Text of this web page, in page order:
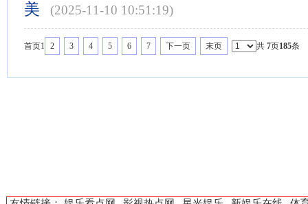
美
(2025-11-10 10:51:19)
首页1 2 3 4 5 6 7 下一页 末页 共 7页185条